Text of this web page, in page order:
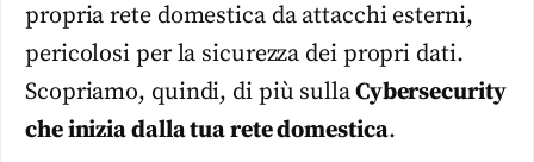
propria rete domestica da attacchi esterni,
pericolosi per la sicurezza dei propri dati.
Scopriamo, quindi, di più sullaCybersecurity
che inizia dalla tua rete domestica.